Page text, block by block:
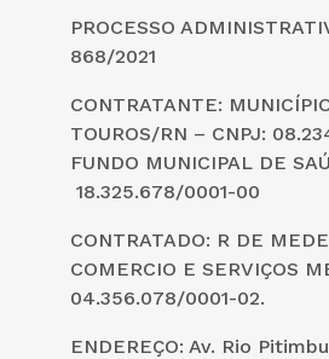
PROCESSO
868/2021
CONTRATANTE:
TOUROS/RN – CNPJ:
FUNDO MUNICIPAL DE
18.325.678/0001-00
CONTRATADO: R DE
COMERCIO E SERVIÇOS
04.356.078/0001-02.
ENDEREÇO: Av. Rio